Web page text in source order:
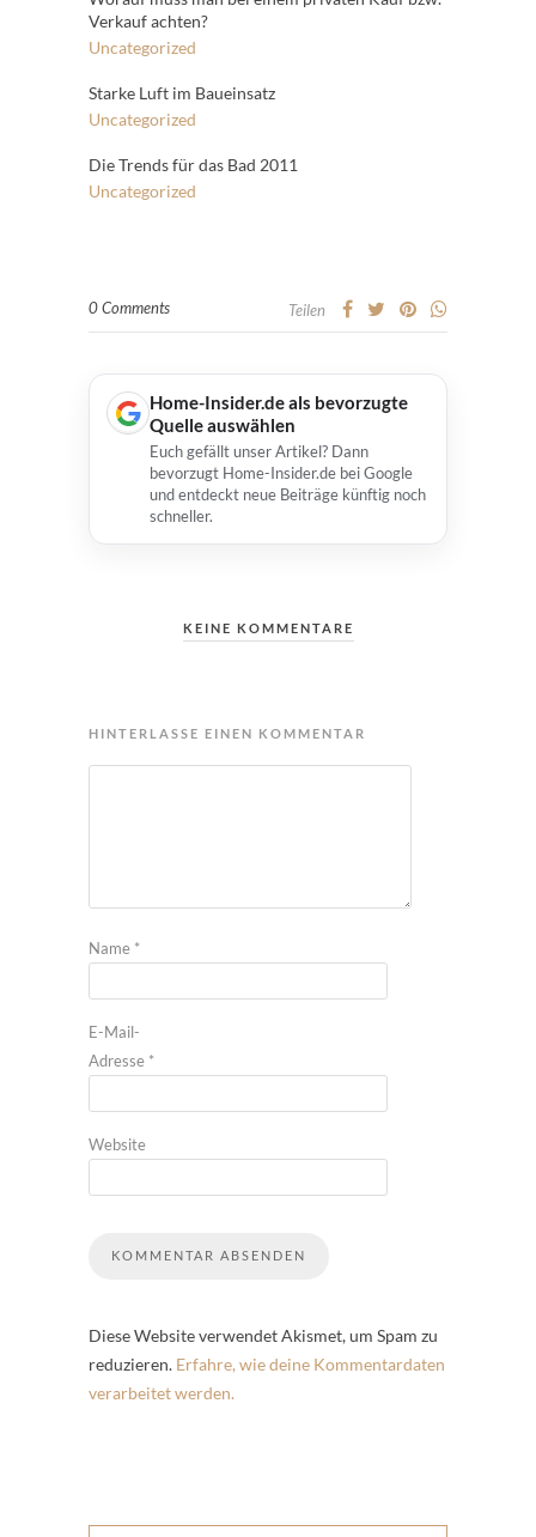
Verkauf achten?
Uncategorized
Starke Luft im Baueinsatz
Uncategorized
Die Trends für das Bad 2011
Uncategorized
0 Comments Teilen
Home-Insider.de als bevorzugte
Quelle auswählen
Euch gefällt unser Artikel? Dann
bevorzugt Home-Insider.de bei Google
und entdeckt neue Beiträge künftig noch
schneller.
KEINE KOMMENTARE
HINTERLASSE EINEN KOMMENTAR
Name *
E-Mail-
Adresse *
Website
Diese Website verwendet Akismet, um Spam zu
reduzieren. Erfahre, wie deine Kommentardaten
verarbeitet werden.